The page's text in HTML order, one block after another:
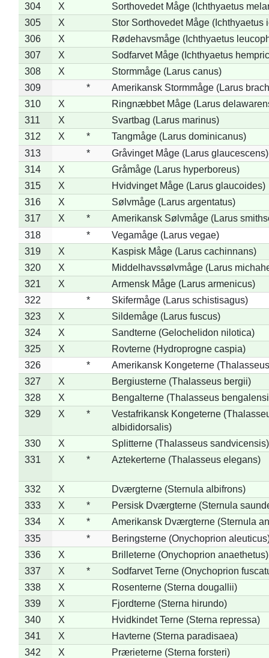
304
X
Sorthovedet Måge (Ichthyaetus
305
X
Stor Sorthovedet Måge (Ichthyaetus
306
X
Rødehavsmåge (Ichthyaetus
307
X
Sodfarvet Måge (Ichthyaetus
308
X
Stormmåge (Larus canus)
309
*
Amerikansk Stormmåge (Larus
310
X
Ringnæbbet Måge (Larus
311
X
Svartbag (Larus marinus)
312
X *
Tangmåge (Larus dominicanus)
313
*
Gråvinget Måge (Larus glaucescens)
314
X
Gråmåge (Larus hyperboreus)
315
X
Hvidvinget Måge (Larus glaucoides)
316
X
Sølvmåge (Larus argentatus)
317
X *
Amerikansk Sølvmåge (Larus
318
*
Vegamåge (Larus vegae)
319
X
Kaspisk Måge (Larus cachinnans)
320
X
Middelhavssølvmåge (Larus
321
X
Armensk Måge (Larus armenicus)
322
*
Skifermåge (Larus schistisagus)
323
X
Sildemåge (Larus fuscus)
324
X
Sandterne (Gelochelidon nilotica)
325
X
Rovterne (Hydroprogne caspia)
326
*
Amerikansk Kongeterne
327
X
Bergiusterne (Thalasseus bergii)
328
X
Bengalterne (Thalasseus
329
X *
Vestafrikansk Kongeterne
albididorsalis)
330
X
Splitterne (Thalasseus sandvicensis)
331
X * Aztekerterne (Thalasseus elegans)
332 X
Dværgterne (Sternula albifrons)
333
X *
Persisk Dværgterne (Sternula
334
X *
Amerikansk Dværgterne (Sternula
335
*
Beringsterne (Onychoprion
336
X
Brilleterne (Onychoprion anaethetus)
337
X *
Sodfarvet Terne (Onychoprion
338
X
Rosenterne (Sterna dougallii)
339
X
Fjordterne (Sterna hirundo)
340
X
Hvidkindet Terne (Sterna repressa)
341
X
Havterne (Sterna paradisaea)
342
X Prærieterne (Sterna forsteri)